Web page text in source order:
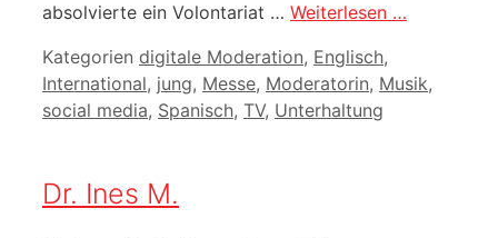
absolvierte ein Volontariat … Weiterlesen …
Kategorien digitale Moderation, Englisch,
International, jung, Messe, Moderatorin, Musik,
social media, Spanisch, TV, Unterhaltung
Dr. Ines M.